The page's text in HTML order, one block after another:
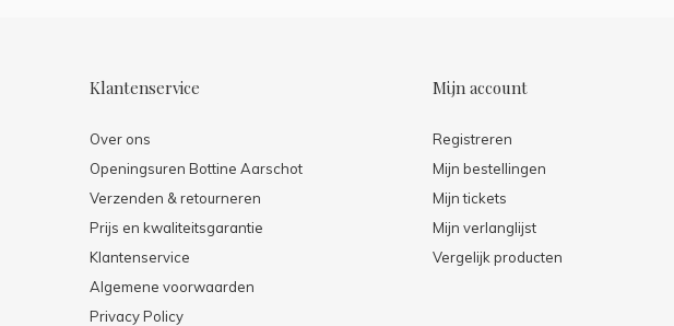
Klantenservice
Over ons
Openingsuren Bottine Aarschot
Verzenden & retourneren
Prijs en kwaliteitsgarantie
Klantenservice
Algemene voorwaarden
Privacy Policy
Mijn account
Registreren
Mijn bestellingen
Mijn tickets
Mijn verlanglijst
Vergelijk producten